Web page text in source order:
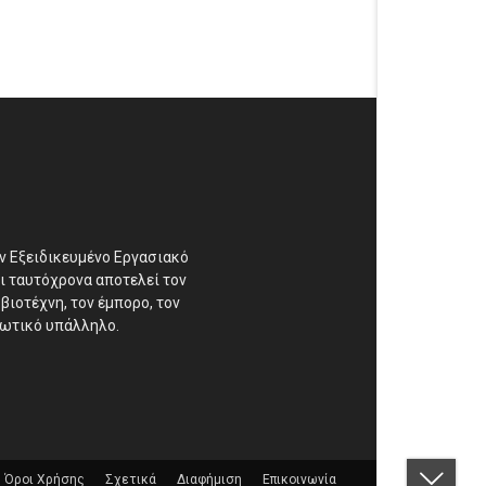
Εργασιακό
ταυτόχρονα αποτελεί τον
τον έμπορο, τον
υπάλληλο.
Όροι Χρήσης Σχετικά Διαφήμιση Επικοινωνία